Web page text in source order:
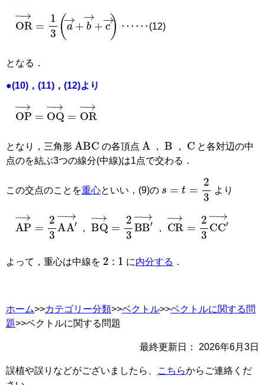
OR →= 1 3a→ +b→+ c →
･･････(12)
となる．
●(10)，(11)，(12)より
OP →=OQ →=
となり，三角形
ABC
の各頂点
A
，
B
，
C
と各対辺の中
点のを結ぶ3つの線分(中線)は1点で交わる．
この交点のことを重心といい，(9)の s =t = 23 より
AP → =23A A →
， BQ →=23B B →
， CR →=23C
よって，重心は中線を
2 1
に内分する ．
ホーム>>カテゴリー分類>>ベクトル>>ベクトルに関する問
題>>ベクトルに関する問題
最終更新日： 2026年6月3日
誤植や誤りなどがございましたら、 こちらからご連絡くだ